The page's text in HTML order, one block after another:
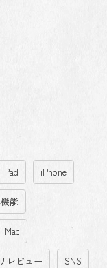
iPad iPhone
能
Mac
レビュー SNS